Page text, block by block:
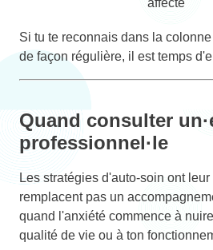
Si tu te reconnais dans la
de façon régulière, il est temps
Quand consulter
professionnel·le
Les stratégies d'auto-soin ont
remplacent pas un
quand l'anxiété commence à
qualité de vie ou à ton